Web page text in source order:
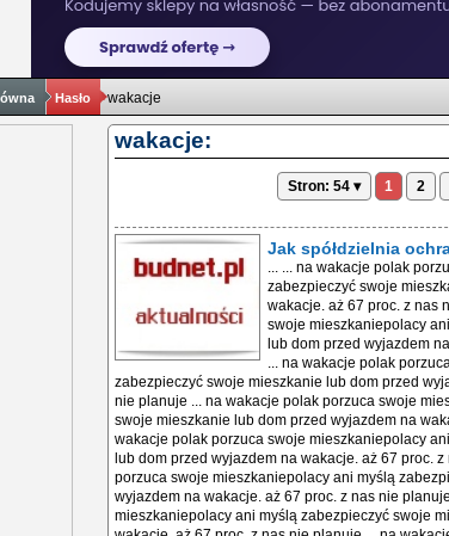
Hasło wakacje
wakacje:
Stron: 54 ▾ 1 2
Jak spółdzielnia
... ... na wakacje polak
zabezpieczyć swoje
wakacje. aż 67 proc. z nas
swoje mieszkaniepolacy
lub dom przed wyjazdem
... na wakacje polak
zabezpieczyć swoje mieszkanie lub dom przed
nie planuje ... na wakacje polak porzuca swoje
swoje mieszkanie lub dom przed wyjazdem na
wakacje polak porzuca swoje mieszkaniepolacy
lub dom przed wyjazdem na wakacje. aż 67 proc.
porzuca swoje mieszkaniepolacy ani myślą
wyjazdem na wakacje. aż 67 proc. z nas nie
mieszkaniepolacy ani myślą zabezpieczyć swoje